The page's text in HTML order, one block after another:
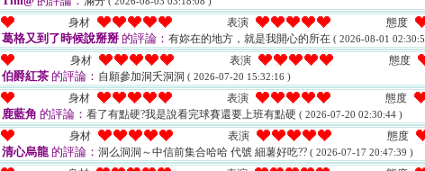
身材 表演 態度
葛格又到了時候說掰掰 的評論： 有妳在的地方，就是我開心的所在 ( 2026-08-01
身材 表演 態度
伯爵紅茶 的評論： 自願參加洞夭洞洞 ( 2026-07-20 15:32:16 )
身材 表演 態度
鹿藍角 的評論： 看了有點硬?我是說看完球賽還要上班有點硬 ( 2026-07-20 02:30:44 )
身材 表演 態度
清心烏龍 的評論： 洞么洞洞～中信前集合哈哈 代號 細薯好吃?? ( 2026-07-17 20:47:39 )